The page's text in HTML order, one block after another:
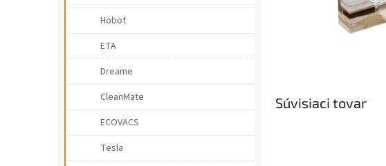
Hobot
ETA
Dreame
CleanMate
ECOVACS
Tesla
Súvisiaci tovar